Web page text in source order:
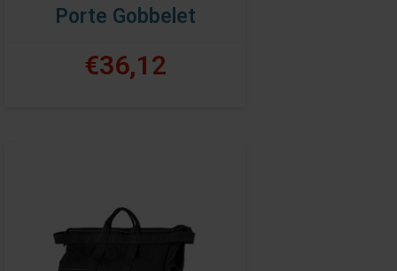
Porte Gobbelet
€36,12